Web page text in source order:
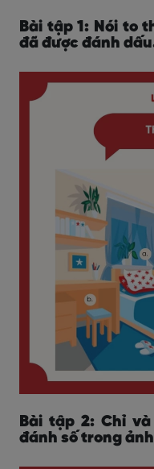
Bài tập 1: Nói to
đã được đánh
Bài tập 2: Chỉ
đánh số trong